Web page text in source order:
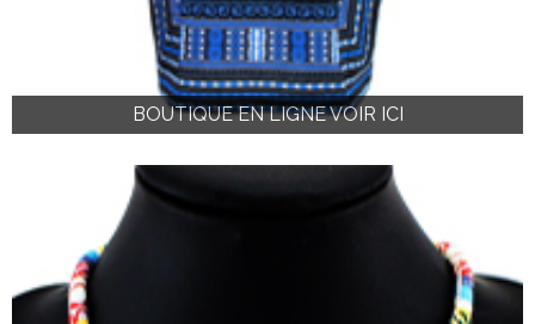
BOUTIQUE EN LIGNE VOIR ICI